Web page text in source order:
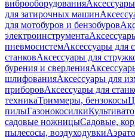
виброоборудования
для затирочных машин
для мотобуров и бензобуров
электроинструмента
пневмосистемАксессуары для
станковАксессуары для
бурения и сверления
шлифованияАксессуары для
приборовАксессуары для
техникаТриммеры, бензокосы
пилыГазонокосилки
садовые ножницыСадовые,
пылесосы, воздуходувки